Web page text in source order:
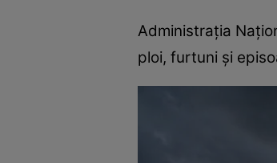
Administrația
ploi, furtuni și